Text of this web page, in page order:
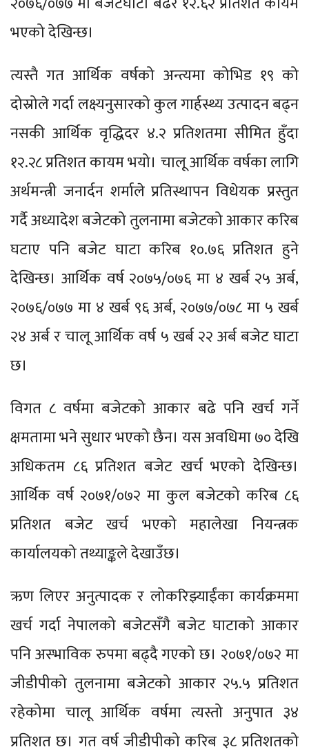
भएको देखिन्छ।
त्यस्तै गत आर्थिक वर्षको अन्त्यमा कोभिड १९ को
दोस्रोले गर्दा लक्ष्यनुसारको कुल गार्हस्थ्य उत्पादन बढ्न
नसकी आर्थिक वृद्धिदर ४.२ प्रतिशतमा सीमित हुँदा
१२.२८ प्रतिशत कायम भयो। चालू आर्थिक वर्षका लागि
अर्थमन्त्री जनार्दन शर्माले प्रतिस्थापन विधेयक प्रस्तुत
गर्दै अध्यादेश बजेटको तुलनामा बजेटको आकार करिब
घटाए पनि बजेट घाटा करिब १०.७६ प्रतिशत हुने
देखिन्छ। आर्थिक वर्ष २०७५/०७६ मा ४ खर्ब २५ अर्ब,
२०७६/०७७ मा ४ खर्ब ९६ अर्ब, २०७७/०७८ मा ५ खर्ब
२४ अर्ब र चालू आर्थिक वर्ष ५ खर्ब २२ अर्ब बजेट घाटा
छ।
विगत ८ वर्षमा बजेटको आकार बढे पनि खर्च गर्ने
क्षमतामा भने सुधार भएको छैन। यस अवधिमा ७० देखि
अधिकतम ८६ प्रतिशत बजेट खर्च भएको देखिन्छ।
आर्थिक वर्ष २०७१/०७२ मा कुल बजेटको करिब ८६
प्रतिशत बजेट खर्च भएको महालेखा नियन्त्रक
कार्यालयको तथ्याङ्कले देखाउँछ।
ऋण लिएर अनुत्पादक र लोकरिझ्याईंका कार्यक्रममा
खर्च गर्दा नेपालको बजेटसँगै बजेट घाटाको आकार
पनि अस्भाविक रुपमा बढ्दै गएको छ। २०७१/०७२ मा
जीडीपीको तुलनामा बजेटको आकार २५.५ प्रतिशत
रहेकोमा चालू आर्थिक वर्षमा त्यस्तो अनुपात ३४
प्रतिशत छ। गत वर्ष जीडीपीको करिब ३८ प्रतिशतको